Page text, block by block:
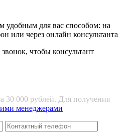
для вас способом: на
или через онлайн консультанта
чтобы консультант
30 000 рублей. Для получения
менеджерами